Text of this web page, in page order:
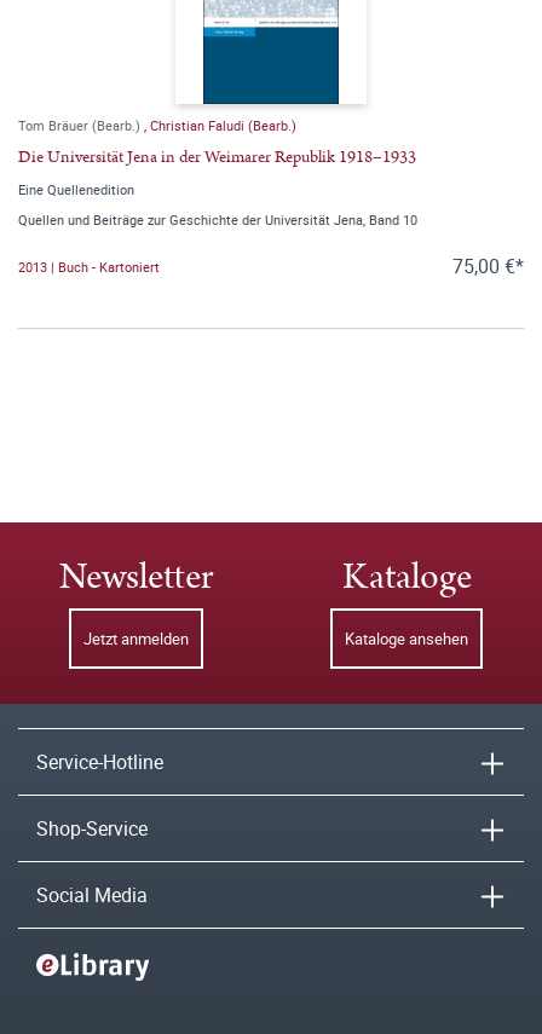
Tom Bräuer (Bearb.) , Christian Faludi (Bearb.)
Die Universität Jena in der Weimarer Republik 1918–1933
Eine Quellenedition
Quellen und Beiträge zur Geschichte der Universität Jena, Band 10
2013 | Buch - Kartoniert 75,00 €*
Newsletter
Jetzt anmelden
Kataloge
Kataloge ansehen
Service-Hotline
Shop-Service
Social Media